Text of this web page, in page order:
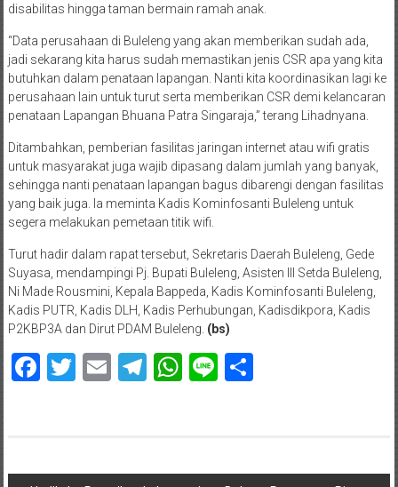
disabilitas hingga taman bermain ramah anak.
“Data perusahaan di Buleleng yang akan memberikan sudah ada,
jadi sekarang kita harus sudah memastikan jenis CSR apa yang kita
butuhkan dalam penataan lapangan. Nanti kita koordinasikan lagi ke
perusahaan lain untuk turut serta memberikan CSR demi kelancaran
penataan Lapangan Bhuana Patra Singaraja,” terang Lihadnyana.
Ditambahkan, pemberian fasilitas jaringan internet atau wifi gratis
untuk masyarakat juga wajib dipasang dalam jumlah yang banyak,
sehingga nanti penataan lapangan bagus dibarengi dengan fasilitas
yang baik juga. Ia meminta Kadis Kominfosanti Buleleng untuk
segera melakukan pemetaan titik wifi.
Turut hadir dalam rapat tersebut, Sekretaris Daerah Buleleng, Gede
Suyasa, mendampingi Pj. Bupati Buleleng, Asisten III Setda Buleleng,
Ni Made Rousmini, Kepala Bappeda, Kadis Kominfosanti Buleleng,
Kadis PUTR, Kadis DLH, Kadis Perhubungan, Kadisdikpora, Kadis
P2KBP3A dan Dirut PDAM Buleleng. (bs)
Facebook
Twitter
EmailTelegram
WhatsApp
LineShare